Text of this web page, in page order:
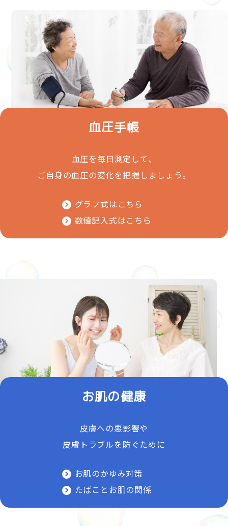
血圧手帳
血圧を毎日測定して、
ご自身の血圧の変化を把握しましょう。
グラフ式はこちら
数値記入式はこちら
お肌の健康
皮膚への悪影響や
皮膚トラブルを防ぐために
お肌のかゆみ対策
たばことお肌の関係